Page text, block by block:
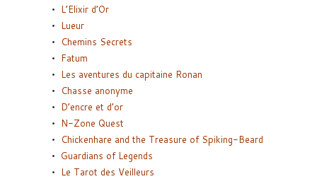
L’Elixir d’Or
Lueur
Chemins Secrets
Fatum
Les aventures du capitaine Ronan
Chasse anonyme
D’encre et d’or
N-Zone Quest
Chickenhare and the Treasure of Spiking-Beard
Guardians of Legends
Le Tarot des Veilleurs